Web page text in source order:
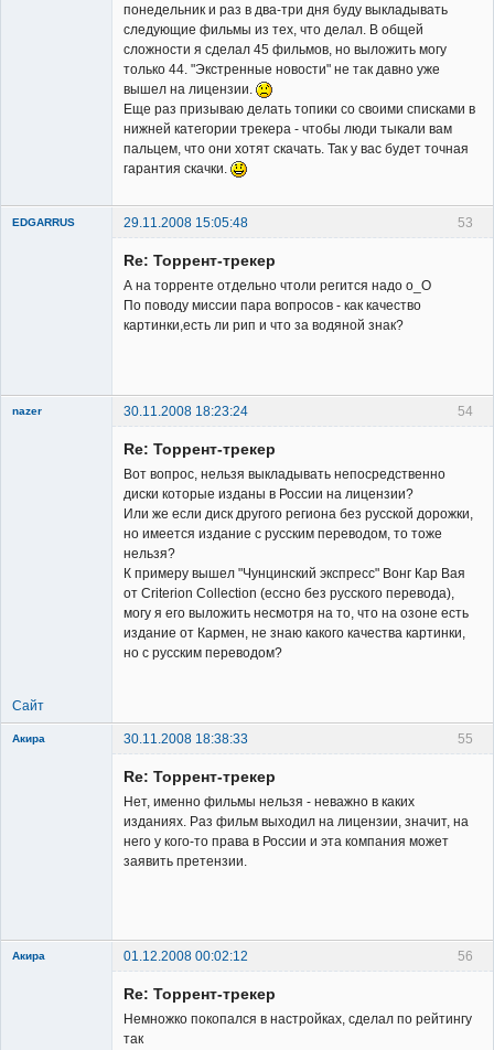
понедельник и раз в два-три дня буду выкладывать
следующие фильмы из тех, что делал. В общей
сложности я сделал 45 фильмов, но выложить могу
только 44. "Экстренные новости" не так давно уже
вышел на лицензии.
Еще раз призываю делать топики со своими списками в
нижней категории трекера - чтобы люди тыкали вам
пальцем, что они хотят скачать. Так у вас будет точная
гарантия скачки.
53
EDGARRUS
29.11.2008 15:05:48
Re: Торрент-трекер
А на торренте отдельно чтоли регится надо о_О
По поводу миссии пара вопросов - как качество
картинки,есть ли рип и что за водяной знак?
54
nazer
30.11.2008 18:23:24
Re: Торрент-трекер
Вот вопрос, нельзя выкладывать непосредственно
диски которые изданы в России на лицензии?
Или же если диск другого региона без русской дорожки,
но имеется издание с русским переводом, то тоже
нельзя?
К примеру вышел "Чунцинский экспресс" Вонг Кар Вая
от Criterion Collection (ессно без русского перевода),
могу я его выложить несмотря на то, что на озоне есть
издание от Кармен, не знаю какого качества картинки,
но с русским переводом?
Сайт
55
Акира 30.11.2008 18:38:33
Re: Торрент-трекер
Нет, именно фильмы нельзя - неважно в каких
изданиях. Раз фильм выходил на лицензии, значит, на
него у кого-то права в России и эта компания может
заявить претензии.
56
Акира 01.12.2008 00:02:12
Re: Торрент-трекер
Немножко покопался в настройках, сделал по рейтингу
так